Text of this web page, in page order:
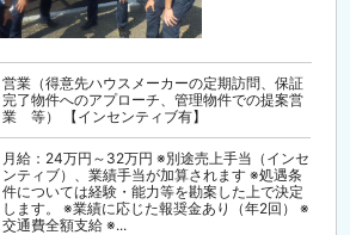
営業（得意先ハウスメーカーの定期訪問、保証
完了物件へのアプローチ、管理物件での提案営
業 等） 【インセンティブ有】
月給：24万円～32万円 ※別途売上手当（インセ
ンティブ）、業績手当が加算されます ※処遇条
件については経験・能力等を勘案した上で決定
します。 ※業績に応じた報奨金あり（年2回） ※
交通費全額支給 ※...